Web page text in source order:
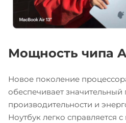
Мощность чипа
Новое поколение
обеспечивает значительный
производительности и
Ноутбук легко справляется